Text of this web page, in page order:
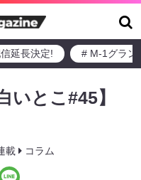
延長決定! # M-1グラン
いとこ#45】
載 コラム